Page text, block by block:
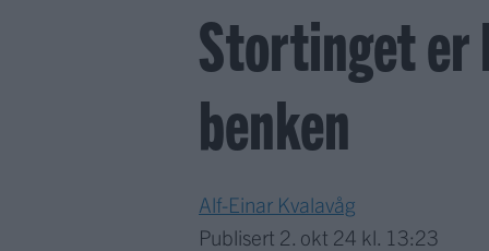
Stortinget er
benken
Alf-Einar Kvalavåg
Publisert 2. okt 24 kl. 13:23